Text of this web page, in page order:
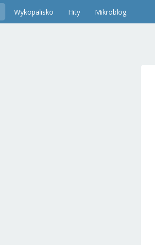
Wykopalisko Hity Mikroblog